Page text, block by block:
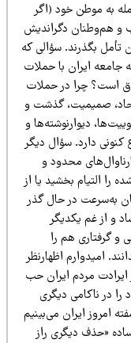
خود (اگر
دگراندیش
بگذرند. سؤالی که
ایران با حملات
۸ساله با عراق است؟ چرا در حملات
صمیمیت، گذشت و
دیوارنوشته‌ها و
دارد. سؤال دیگر
محدود و
بخشید یا از
در حال گذر
غم یکدیگر
هم را
اظهارنظر
مردم ایران حب
دیگری
ایران می‌بینیم
دیگری راز